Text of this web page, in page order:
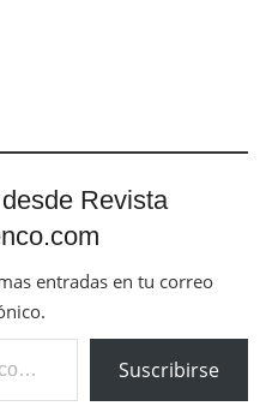
Revista
entradas en tu correo
Suscribirse